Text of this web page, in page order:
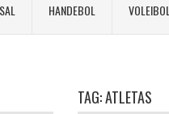
HANDEBOL VOLEIBOL
TAG:ATLETAS